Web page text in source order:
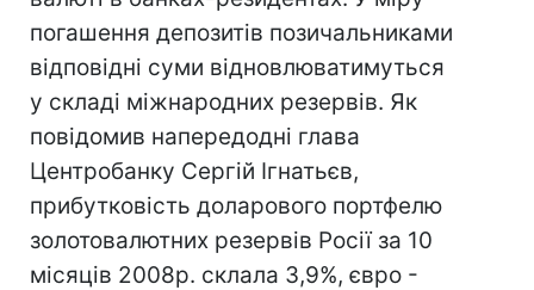
погашення депозитів позичальниками
відповідні суми відновлюватимуться
у складі міжнародних резервів. Як
повідомив напередодні глава
Центробанку Сергій Ігнатьєв,
прибутковість доларового портфелю
золотовалютних резервів Росії за 10
місяців 2008р. склала 3,9%, євро -